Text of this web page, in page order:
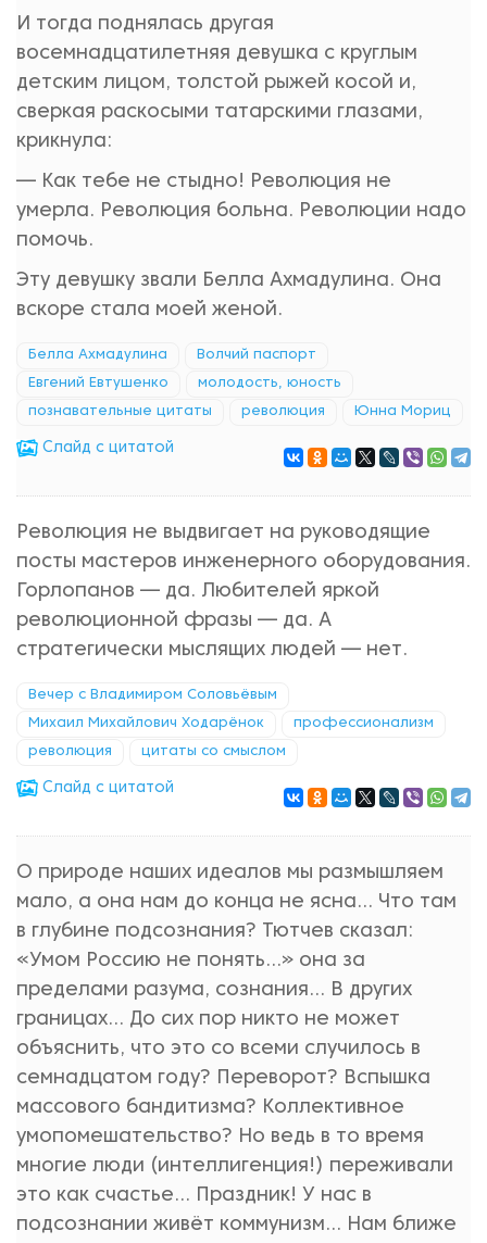
И тогда поднялась другая
восемнадцатилетняя девушка с круглым
детским лицом, толстой рыжей косой и,
сверкая раскосыми татарскими глазами,
крикнула:
— Как тебе не стыдно! Революция не
умерла. Революция больна. Революции надо
помочь.
Эту девушку звали Белла Ахмадулина. Она
вскоре стала моей женой.
Белла Ахмадулина Волчий паспорт
Евгений Евтушенко молодость, юность
познавательные цитаты революция Юнна Мориц
Cлайд с цитатой
Революция не выдвигает на руководящие
посты мастеров инженерного оборудования.
Горлопанов — да. Любителей яркой
революционной фразы — да. А
стратегически мыслящих людей — нет.
Вечер с Владимиром Соловьёвым
Михаил Михайлович Ходарёнок профессионализм
революция цитаты со смыслом
Cлайд с цитатой
О природе наших идеалов мы размышляем
мало, а она нам до конца не ясна… Что там
в глубине подсознания? Тютчев сказал:
«Умом Россию не понять…» она за
пределами разума, сознания… В других
границах… До сих пор никто не может
объяснить, что это со всеми случилось в
семнадцатом году? Переворот? Вспышка
массового бандитизма? Коллективное
умопомешательство? Но ведь в то время
многие люди (интеллигенция!) переживали
это как счастье… Праздник! У нас в
подсознании живёт коммунизм… Нам ближе